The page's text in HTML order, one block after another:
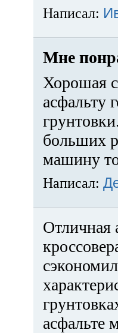
Написал:
Мне
Хорошая
асфальту
больших
машину
Написал:
Отличная
асфальте